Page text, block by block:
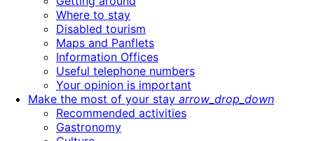
Where to stay
Disabled tourism
Maps and Panflets
Information Offices
Useful telephone numbers
Your opinion is important
Make the most of your stay arrow_drop_down
Recommended activities
Gastronomy